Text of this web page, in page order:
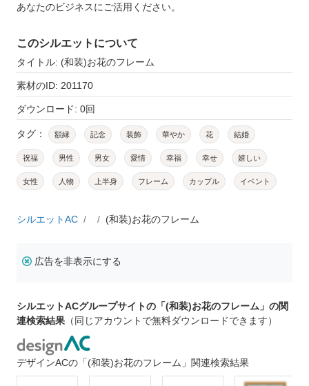
あなたのビジネスにご活用ください。
このシルエットについて
タイトル: (和装)お花のフレーム
素材のID: 201170
ダウンロード: 0回
タグ： 額縁 記念 装飾 華やか 花 結婚
祝福 男性 男女 愛情 幸福 幸せ 嬉しい
女性 人物 上半身 フレーム カップル イベント
シルエットAC (和装)お花のフレーム
広告を非表示にする
シルエットACグループサイトの「(和装)お花のフレーム」の関
連検索結果 （同じアカウントで無料ダウンロードできます）
デザインACの「(和装)お花のフレーム」関連検索結果